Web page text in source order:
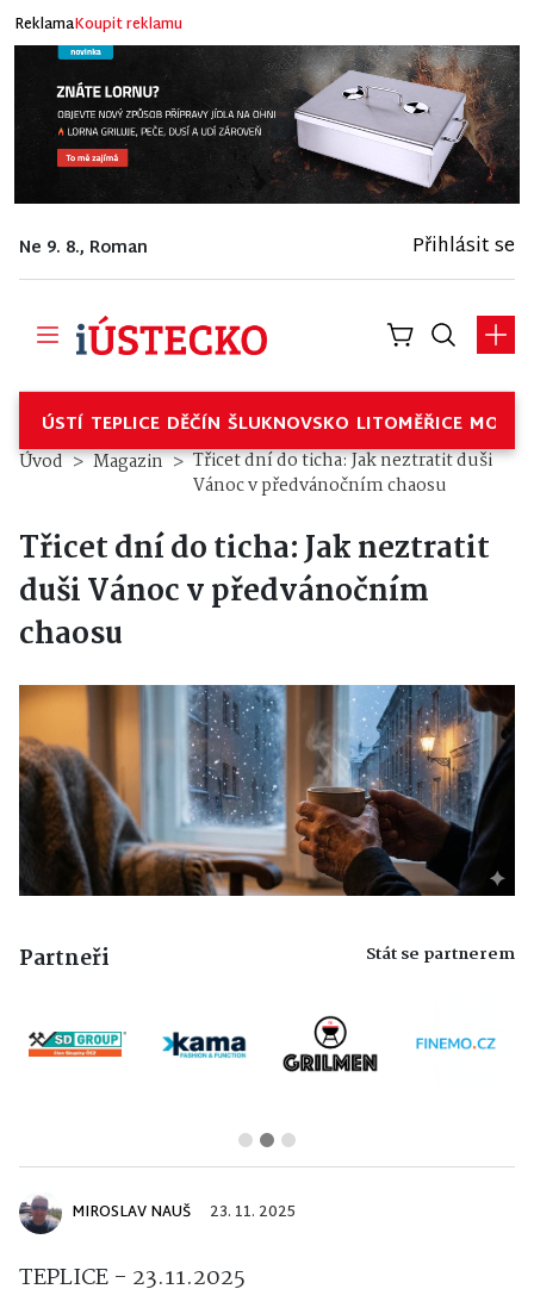
ReklamaKoupit reklamu
Ne 9. 8., Roman Přihlásit se
ÚSTÍ TEPLICE DĚČÍN ŠLUKNOVSKO LITOMĚŘICE
Úvod Magazin
Třicet dní do ticha: Jak neztratit duši
Vánoc v předvánočním chaosu
Třicet dní do ticha: Jak neztratit
duši Vánoc v předvánočním
chaosu
Partneři Stát se partnerem
MIROSLAV NAUŠ 23. 11. 2025
TEPLICE - 23.11.2025